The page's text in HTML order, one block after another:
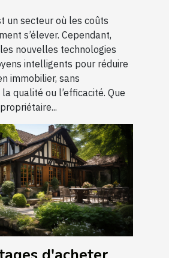
un secteur où les coûts
s’élever. Cependant,
nouvelles technologies
intelligents pour réduire
immobilier, sans
qualité ou l’efficacité. Que